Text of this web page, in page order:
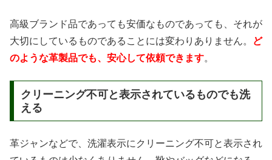
高級ブランド品であっても安価なものであっても、それが
大切にしているものであることには変わりありません。
ど
のような革製品でも、安心して依頼できます。
クリーニング不可と表示されているものでも洗
える
革ジャンなどで、洗濯表示にクリーニング不可と表示され